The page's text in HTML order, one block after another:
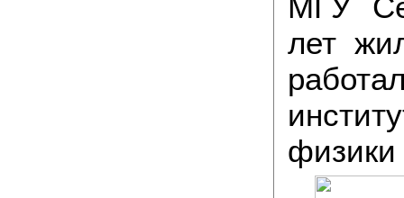
лет